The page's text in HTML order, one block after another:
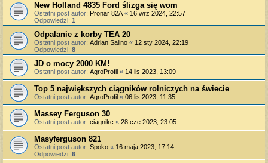
New Holland 4835 Ford ślizga się wom
Ostatni post autor: Pronar 82A « 16 wrz 2024, 22:57
Odpowiedzi: 1
Odpalanie z korby TEA 20
Ostatni post autor: Adrian Salino « 12 sty 2024, 22:19
Odpowiedzi: 8
JD o mocy 2000 KM!
Ostatni post autor: AgroProfil « 14 lis 2023, 13:09
Top 5 największych ciągników rolniczych na świecie
Ostatni post autor: AgroProfil « 06 lis 2023, 11:35
Massey Ferguson 30
Ostatni post autor: ciagnikc « 28 cze 2023, 23:05
Masyferguson 821
Ostatni post autor: Spoko « 16 maja 2023, 17:14
Odpowiedzi: 6